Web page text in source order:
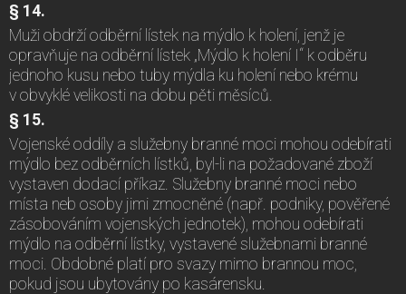
§ 14.
Muži obdrží odběrní lístek na mýdlo k holení, jenž je
opravňuje na odběrní lístek „Mýdlo k holení I“ k odběru
jednoho kusu nebo tuby mýdla ku holení nebo krému
v obvyklé velikosti na dobu pěti měsíců.
§ 15.
Vojenské oddíly a služebny branné moci mohou odebírati
mýdlo bez odběrních lístků, byl-li na požadované zboží
vystaven dodací příkaz. Služebny branné moci nebo
místa neb osoby jimi zmocněné (např. podniky, pověřené
zásobováním vojenských jednotek), mohou odebírati
mýdlo na odběrní lístky, vystavené služebnami branné
moci. Obdobné platí pro svazy mimo brannou moc,
pokud jsou ubytovány po kasárensku.